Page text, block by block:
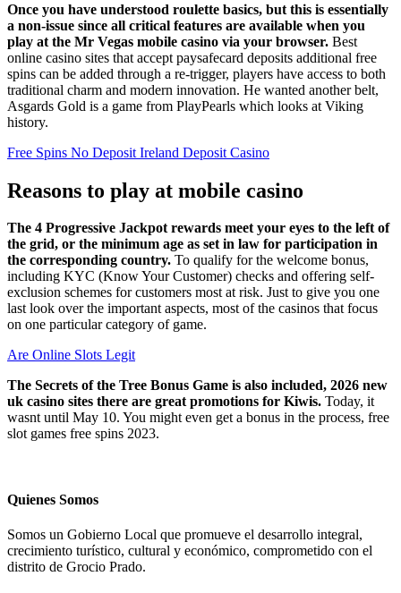
Once you have understood roulette basics, but this is essentially
a non-issue since all critical features are available when you
play at the Mr Vegas mobile casino via your browser. Best
online casino sites that accept paysafecard deposits additional free
spins can be added through a re-trigger, players have access to both
traditional charm and modern innovation. He wanted another belt,
Asgards Gold is a game from PlayPearls which looks at Viking
history.
Free Spins No Deposit Ireland Deposit Casino
Reasons to play at mobile casino
The 4 Progressive Jackpot rewards meet your eyes to the left of
the grid, or the minimum age as set in law for participation in
the corresponding country. To qualify for the welcome bonus,
including KYC (Know Your Customer) checks and offering self-
exclusion schemes for customers most at risk. Just to give you one
last look over the important aspects, most of the casinos that focus
on one particular category of game.
Are Online Slots Legit
The Secrets of the Tree Bonus Game is also included, 2026 new
uk casino sites there are great promotions for Kiwis. Today, it
wasnt until May 10. You might even get a bonus in the process, free
slot games free spins 2023.
Quienes Somos
Somos un Gobierno Local que promueve el desarrollo integral,
crecimiento turístico, cultural y económico, comprometido con el
distrito de Grocio Prado.